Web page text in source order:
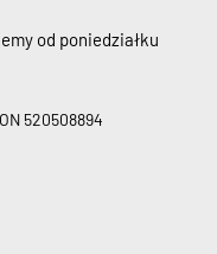
od poniedziałku
520508894